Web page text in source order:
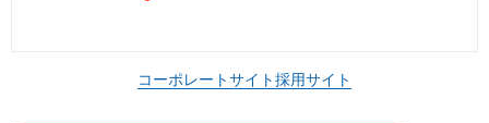
コーポレートサイト採用サイト